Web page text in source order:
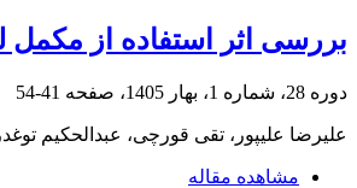
بررسی اثر استفاده از
دوره 28، شماره 1، بهار 1405، صفحه 41-54
علیرضا علیپور، تقی قورچی، عبدالحکیم
مشاهده مقاله